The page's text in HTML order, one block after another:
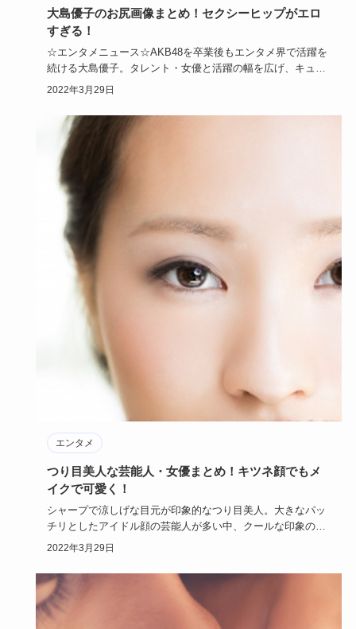
大島優子のお尻画像まとめ！セクシーヒップがエロ
すぎる！
☆エンタメニュース☆AKB48を卒業後もエンタメ界で活躍を
続ける大島優子。タレント・女優と活躍の幅を広げ、キュー
トな笑顔と…
2022年3月29日
エンタメ
つり目美人な芸能人・女優まとめ！キツネ顔でもメ
イクで可愛く！
シャープで涼しげな目元が印象的なつり目美人。大きなパッ
チリとしたアイドル顔の芸能人が多い中、クールな印象のつ
り目美人の芸能…
2022年3月29日